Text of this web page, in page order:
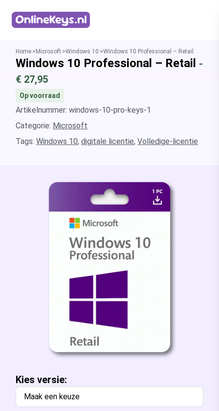
Home Microsoft Windows 10 Windows 10 Professional – Retail
Windows 10 Professional – Retail -
€ 27,95
Op voorraad
Artikelnummer: windows-10-pro-keys-1
Categorie: Microsoft
Tags: Windows 10, digitale licentie, Volledige-licentie
Kies versie:
Maak een keuze